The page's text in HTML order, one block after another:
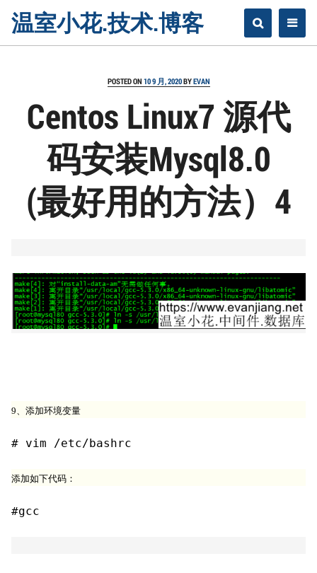
温室小花.技术.博客
POSTED ON 10 9 月, 2020BYEVAN
Centos Linux7 源代
码安装Mysql8.0
(最好用的方法）4
9、添加环境变量
添加如下代码：